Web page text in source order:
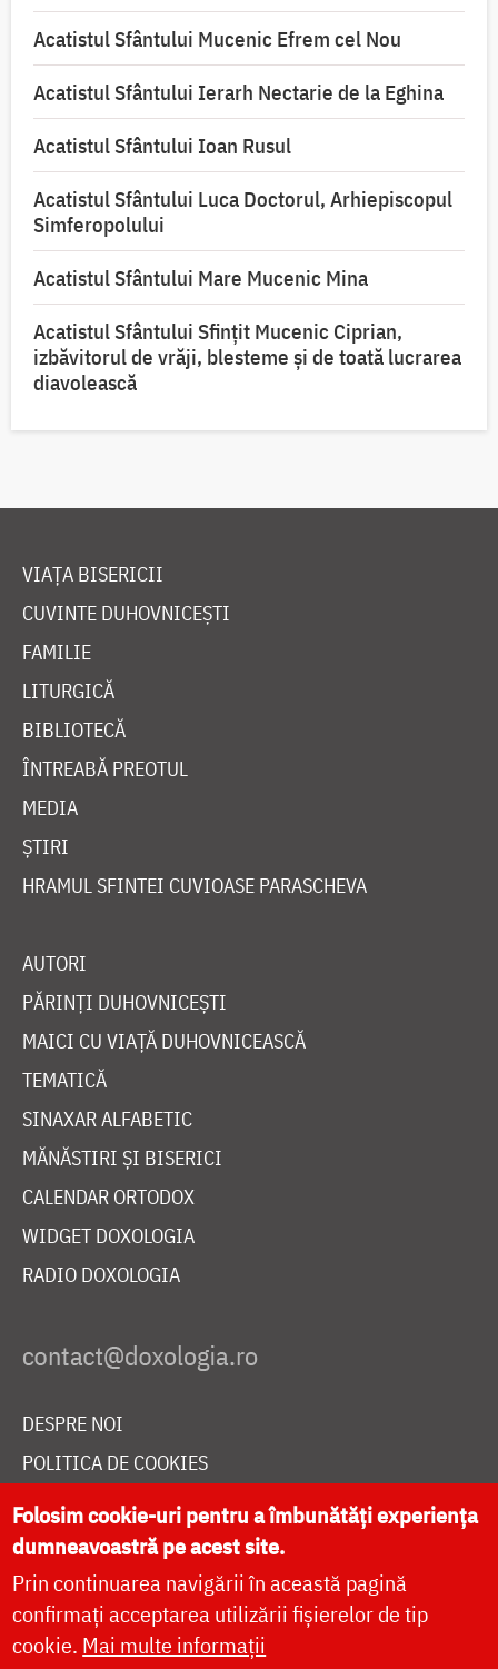
Acatistul Sfântului Mucenic Efrem cel Nou
Acatistul Sfântului Ierarh Nectarie de la Eghina
Acatistul Sfântului Ioan Rusul
Acatistul Sfântului Luca Doctorul, Arhiepiscopul
Simferopolului
Acatistul Sfântului Mare Mucenic Mina
Acatistul Sfântului Sfințit Mucenic Ciprian,
izbăvitorul de vrăji, blesteme și de toată lucrarea
diavolească
VIAȚA BISERICII
CUVINTE DUHOVNICEȘTI
FAMILIE
LITURGICĂ
BIBLIOTECĂ
ÎNTREABĂ PREOTUL
MEDIA
ȘTIRI
HRAMUL SFINTEI CUVIOASE PARASCHEVA
AUTORI
PĂRINȚI DUHOVNICEȘTI
MAICI CU VIAȚĂ DUHOVNICEASCĂ
TEMATICĂ
SINAXAR ALFABETIC
MĂNĂSTIRI ȘI BISERICI
CALENDAR ORTODOX
WIDGET DOXOLOGIA
RADIO DOXOLOGIA
DESPRE NOI
POLITICA DE COOKIES
DONEAZĂ ONLINE PENTRU CATEDRALA NAȚIONALĂ
LIVE
Folosim cookie-uri pentru a îmbunătăți experiența
dumneavoastră pe acest site.
Prin continuarea navigării în această pagină
confirmați acceptarea utilizării fișierelor de tip
cookie. Mai multe informații